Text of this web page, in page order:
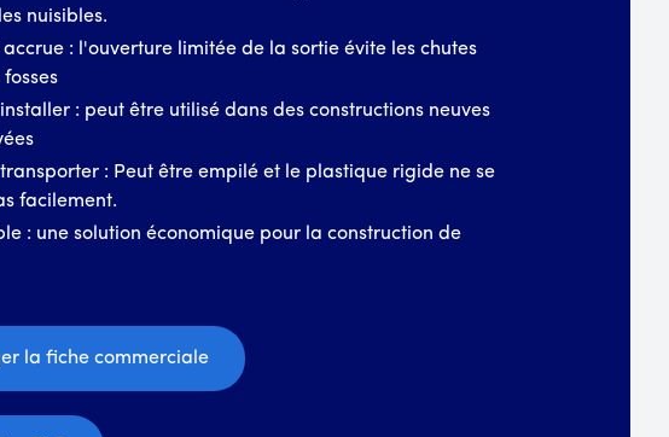
nuisibles.
accrue : l'ouverture limitée de la sortie évite les chutes
: peut être utilisé dans des constructions neuves
transporter : Peut être empilé et le plastique rigide ne se
facilement.
: une solution économique pour la construction de
la fiche commerciale